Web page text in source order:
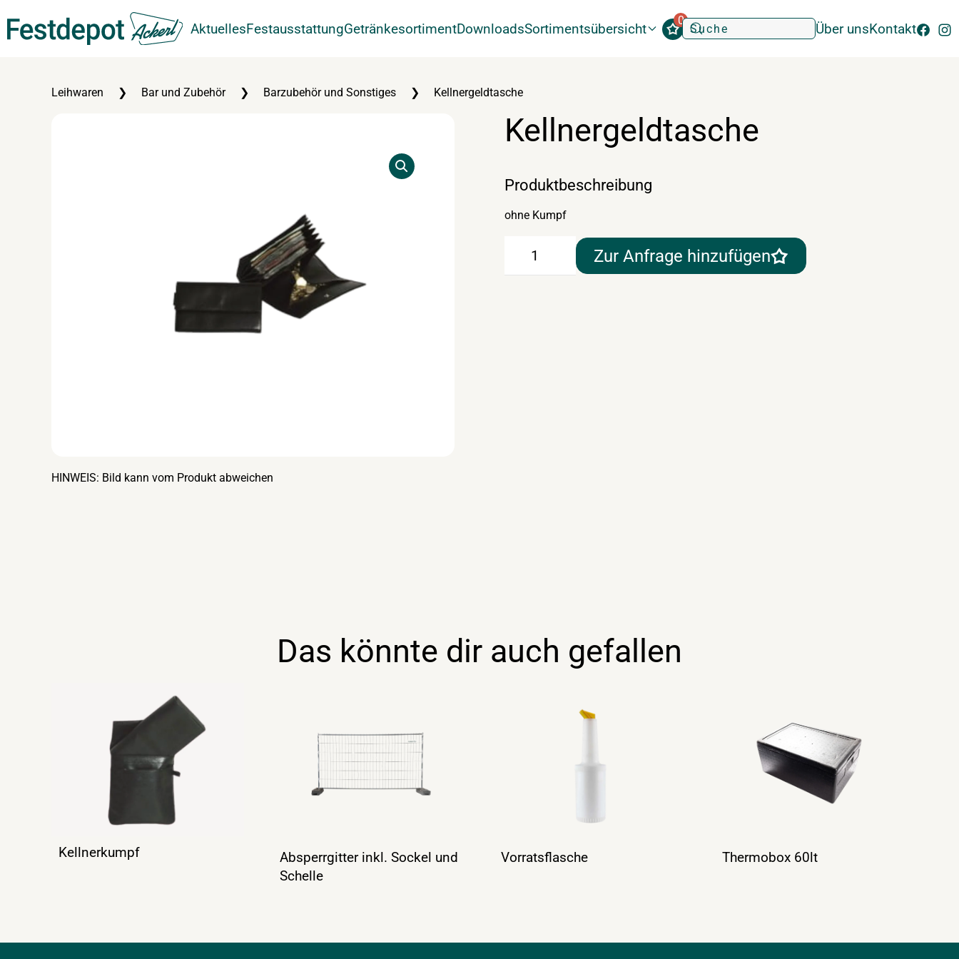
Zum Hauptinhalt springen AktuellesFestausstattungGetränkesortimentDownloadsSortimentsübersicht
0
Über unsKontakt
Leihwaren Bar und Zubehör Barzubehör und Sonstiges Kellnergeldtasche
HINWEIS: Bild kann vom Produkt abweichen
Kellnergeldtasche
Produktbeschreibung
ohne Kumpf
Kellnergeldtasche
Menge
Zur Anfrage hinzufügen
Das könnte dir auch gefallen
Kellnerkumpf
Absperrgitter inkl. Sockel und
Schelle
Vorratsflasche Thermobox 60lt